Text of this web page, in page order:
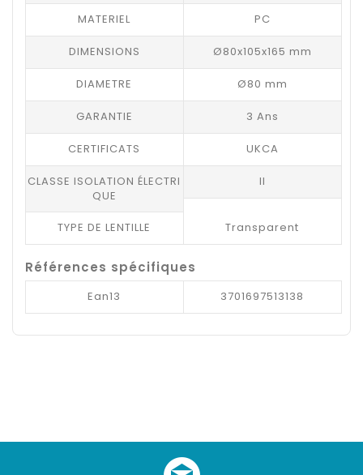
MATERIEL PC
DIMENSIONS Ø80x105x165 mm
DIAMETRE Ø80 mm
GARANTIE 3 Ans
CERTIFICATS UKCA
CLASSE ISOLATION ÉLECTRI
QUE
II
TYPE DE LENTILLE Transparent
Références spécifiques
Ean13 3701697513138